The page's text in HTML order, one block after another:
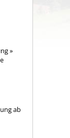
»
ab